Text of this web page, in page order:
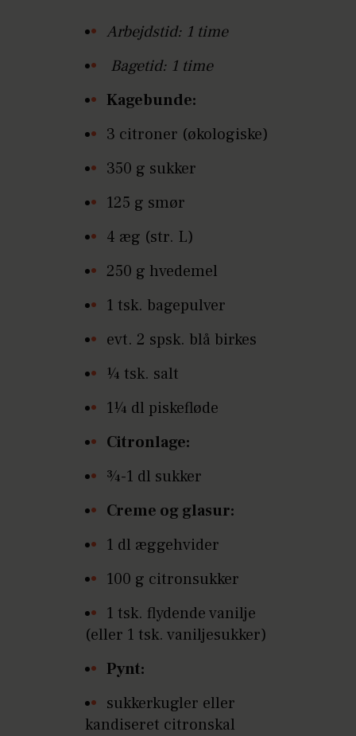
Arbejdstid: 1 time
Bagetid: 1 time
Kagebunde:
3 citroner (økologiske)
350 g sukker
125 g smør
4 æg (str. L)
250 g hvedemel
1 tsk. bagepulver
evt. 2 spsk. blå birkes
¼ tsk. salt
1¼ dl piskefløde
Citronlage:
¾-1 dl sukker
Creme og glasur:
1 dl æggehvider
100 g citronsukker
1 tsk. flydende vanilje
(eller 1 tsk. vaniljesukker)
Pynt:
sukkerkugler eller
kandiseret citronskal